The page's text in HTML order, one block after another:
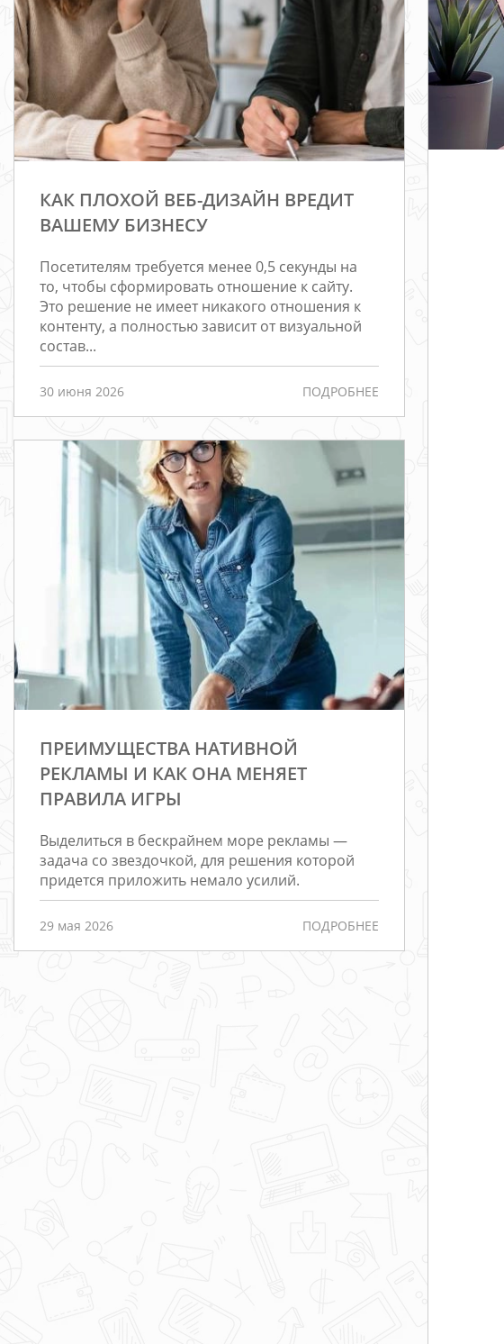
КАК ПЛОХОЙ ВЕБ-ДИЗАЙН ВРЕДИТ
ВАШЕМУ БИЗНЕСУ
Посетителям требуется менее 0,5 секунды на
то, чтобы сформировать отношение к сайту.
Это решение не имеет никакого отношения к
контенту, а полностью зависит от визуальной
состав...
30 июня 2026 ПОДРОБНЕЕ
ПРЕИМУЩЕСТВА НАТИВНОЙ
РЕКЛАМЫ И КАК ОНА МЕНЯЕТ
ПРАВИЛА ИГРЫ
Выделиться в бескрайнем море рекламы —
задача со звездочкой, для решения которой
придется приложить немало усилий.
29 мая 2026 ПОДРОБНЕЕ
Редизайн
Порталы
магазины